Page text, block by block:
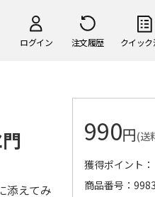
ログイン 注文履歴 クイック
添えてみ
990円(送
獲得ポイント
商品番号